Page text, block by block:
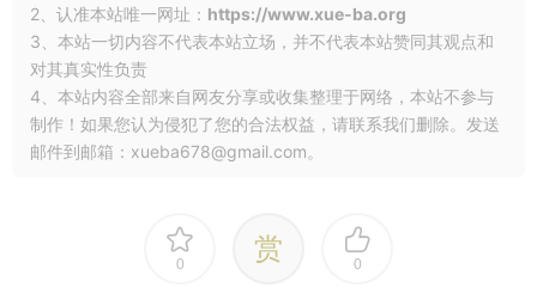
2、认准本站唯一网址： https://www.xue-ba.org
3、本站一切内容不代表本站立场，并不代表本站赞同其观点和
对其真实性负责
4、本站内容全部来自网友分享或收集整理于网络，本站不参与
制作！如果您认为侵犯了您的合法权益，请联系我们删除。发送
邮件到邮箱：xueba678@gmail.com。
0 赏 0